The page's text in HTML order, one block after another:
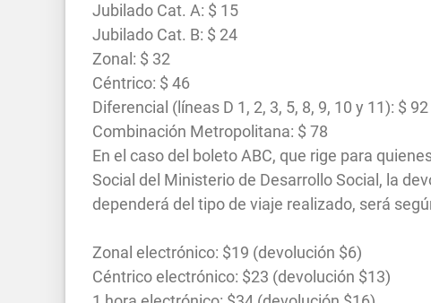
Jubilado Cat. A: $ 15
Jubilado Cat. B: $ 24
Zonal: $ 32
Céntrico: $ 46
Diferencial (líneas D 1, 2, 3, 5, 8, 9, 10 y 11): $ 92
Combinación Metropolitana: $ 78
En el caso del boleto ABC, que rige para
Social del Ministerio de Desarrollo Social, la
dependerá del tipo de viaje realizado, será
Zonal electrónico: $19 (devolución $6)
Céntrico electrónico: $23 (devolución $13)